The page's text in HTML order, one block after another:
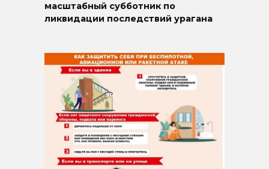
масштабный субботник по
ликвидации последствий урагана